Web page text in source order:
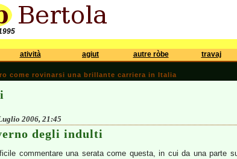
atività agiut autre ròbe travaj
come rovinarsi una brillante carriera in Italia
2006, 21:45
degli indulti
commentare una serata come questa, in cui da una parte